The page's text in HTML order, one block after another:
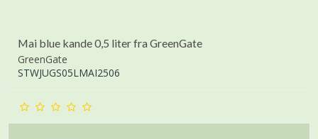
Mai blue kande 0,5 liter fra GreenGate
GreenGate
STWJUGS05LMAI2506